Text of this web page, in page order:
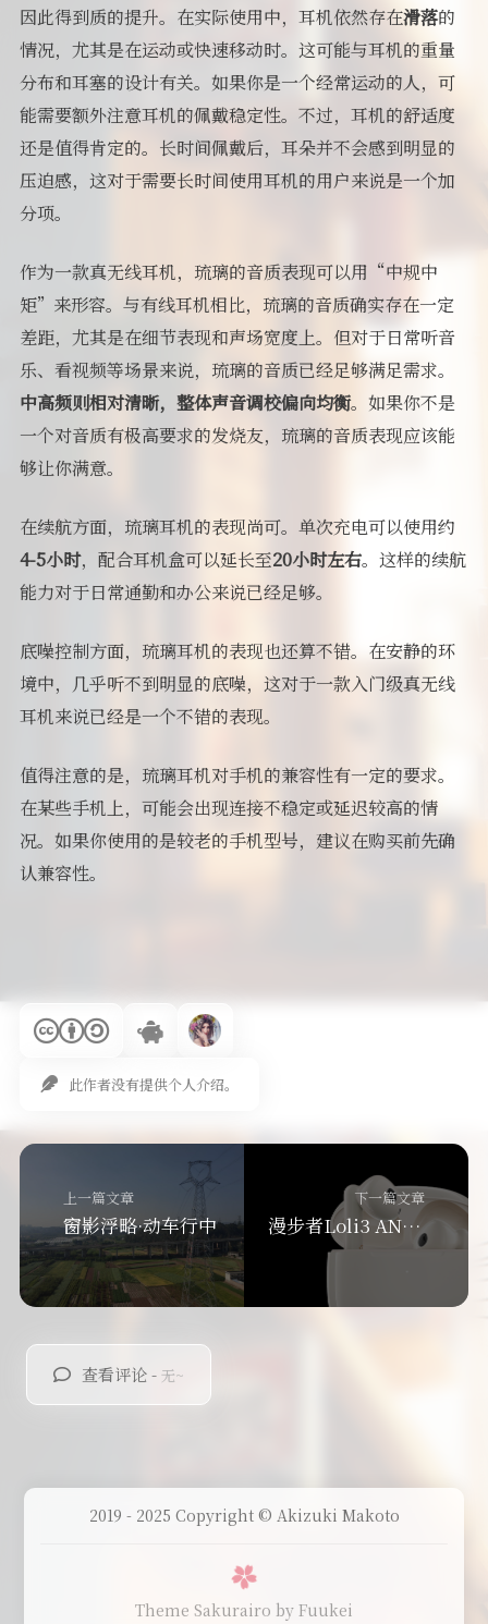
因此得到质的提升。在实际使用中，耳机依然存在滑落的
情况，尤其是在运动或快速移动时。这可能与耳机的重量
分布和耳塞的设计有关。如果你是一个经常运动的人，可
能需要额外注意耳机的佩戴稳定性。不过，耳机的舒适度
还是值得肯定的。长时间佩戴后，耳朵并不会感到明显的
压迫感，这对于需要长时间使用耳机的用户来说是一个加
分项。
作为一款真无线耳机，琉璃的音质表现可以用“中规中
矩”来形容。与有线耳机相比，琉璃的音质确实存在一定
差距，尤其是在细节表现和声场宽度上。但对于日常听音
乐、看视频等场景来说，琉璃的音质已经足够满足需求。
中高频则相对清晰，整体声音调校偏向均衡。如果你不是
一个对音质有极高要求的发烧友，琉璃的音质表现应该能
够让你满意。
在续航方面，琉璃耳机的表现尚可。单次充电可以使用约
4-5小时，配合耳机盒可以延长至20小时左右。这样的续航
能力对于日常通勤和办公来说已经足够。
底噪控制方面，琉璃耳机的表现也还算不错。在安静的环
境中，几乎听不到明显的底噪，这对于一款入门级真无线
耳机来说已经是一个不错的表现。
值得注意的是，琉璃耳机对手机的兼容性有一定的要求。
在某些手机上，可能会出现连接不稳定或延迟较高的情
况。如果你使用的是较老的手机型号，建议在购买前先确
认兼容性。
此作者没有提供个人介绍。
上一篇文章
窗影浮略·动车行中
下一篇文章
漫步者Loli3 ANC 耳机测评
查看评论 -无~
2019 - 2025 Copyright © Akizuki Makoto
Theme Sakurairo by Fuukei